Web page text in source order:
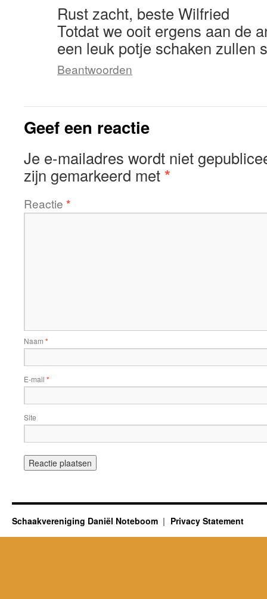
Rust zacht, beste Wilfried
Totdat we ooit ergens aan de
een leuk potje schaken zullen
Beantwoorden
Geef een reactie
Je e-mailadres wordt niet
zijn gemarkeerd met*
Reactie *
Naam *
E-mail *
Site
Schaakvereniging Daniël Noteboom Privacy Statement